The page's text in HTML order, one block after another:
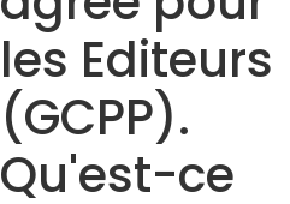
les Editeurs
(GCPP).
Qu'est-ce